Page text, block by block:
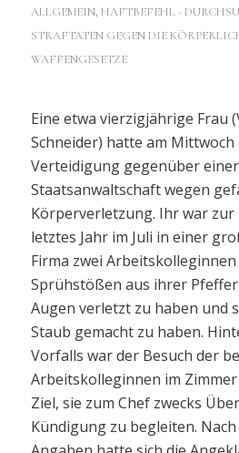
ALLGEMEIN, HAFTBEFEHL -
STRAFTATEN GEGEN DIE
WAFFENGESETZE
Eine etwa vierzigjährige Frau
Schneider) hatte am
Verteidigung gegenüber
Staatsanwaltschaft wegen
Körperverletzung. Ihr war
letztes Jahr im Juli in einer
Firma zwei
Sprühstößen aus ihrer
Augen verletzt zu haben und
Staub gemacht zu haben.
Vorfalls war der Besuch der
Arbeitskolleginnen im
Ziel, sie zum Chef zwecks
Kündigung zu begleiten.